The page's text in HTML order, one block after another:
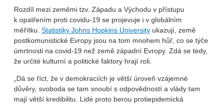
Rozdíl mezi zeměmi tzv. Západu a Východu v přístupu
k opatřením proti covidu-19 se projevuje i v globálním
měřítku. Statistiky Johns Hopkins University ukazují, země
postkomunistické Evropy jsou na tom mnohem hůř, co se týče
úmrtnosti na covid-19 než země západní Evropy. Zdá se tedy,
že určité kulturní a politické faktory hrají roli.
„Dá se říct, že v demokraciích je větší úroveň vzájemné
důvěry, svoboda se tam snoubí s odpovědností a vlády tam
mají větší kredibilitu. Lidé proto berou protiepidemická